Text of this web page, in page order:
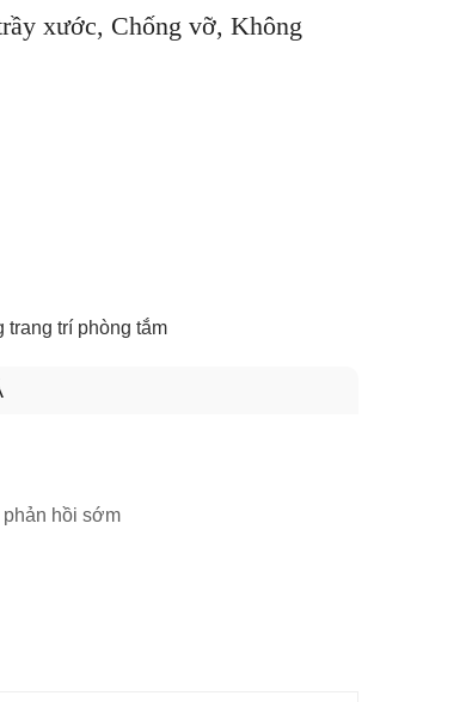
Chống vỡ, Không
trang trí phòng tắm
phản hồi sớm